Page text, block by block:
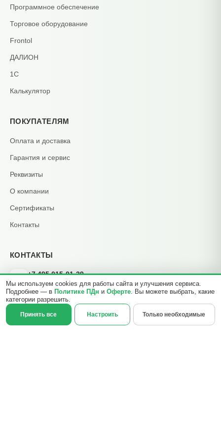
Программное обеспечение
Торговое оборудование
Frontol
ДАЛИОН
1С
Калькулятор
ПОКУПАТЕЛЯМ
Оплата и доставка
Гарантия и сервис
Реквизиты
О компании
Сертификаты
Контакты
КОНТАКТЫ
📞 +7 495 015-01-39
ежедневно 09:00–21:00
✉️ info@b2cmsk.ru
📍 МО, Люберцы, ул. Красная, д. 4
☎Позвонить Задать вопрос ×
Мы используем cookies для работы сайта и улучшения сервиса.
Подробнее — в Политике ПДн и Оферте. Вы можете выбрать, какие
категории разрешить.
Принять все Настроить Только необходимые